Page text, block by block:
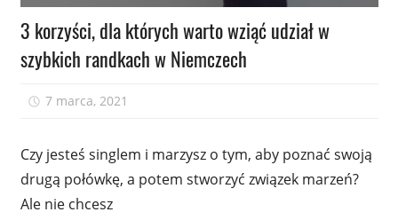
3 korzyści, dla których warto wziąć udział w
szybkich randkach w Niemczech
7 marca, 2021
Czy jesteś singlem i marzysz o tym, aby poznać swoją
drugą połówkę, a potem stworzyć związek marzeń?
Ale nie chcesz